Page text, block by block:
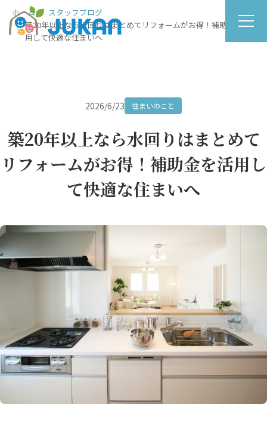
ホーム
スタッフブログ
築20年以上なら水回りはまとめてリフォームがお得！補助金を活
用して快適な住まいへ
2026/6/23 住まいのこと
築20年以上なら水回りはまとめて
リフォームがお得！補助金を活用し
て快適な住まいへ